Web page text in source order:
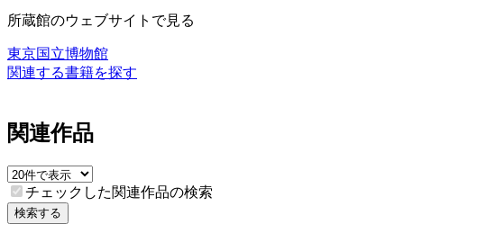
所蔵館のウェブサイトで見る
東京国立博物館
関連する書籍を探す
関連作品
チェックした関連作品の検索
検索する